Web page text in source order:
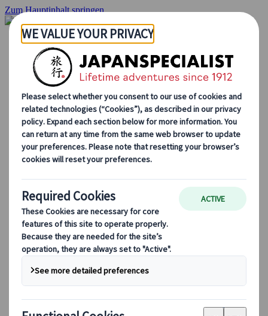
Zum Hauptinhalt springen
Startseite
Rundreisen
Individuelle Reisen
Gruppenreisen
Selbstfahrerreisen
Ausflüge
Maßgeschneiderte Gruppenreisen
Japan Rail Pass
Wie wir arbeiten
Über uns
Treffen Sie unser Team
Werden Sie Teil unseres Teams
Saisonale Reisetipps
Highlights des Reiseziels
Kulturelle Einblicke
Kulinarische Erlebnisse
Entdecke Japan mit dem Zug
Häufig gestellte Fragen
Wichtige Informationen
Etikette in Japan
Autofahren in Japan
Bei uns buchen
Japan Rail Pass
Unterkunft
Online-Beratung